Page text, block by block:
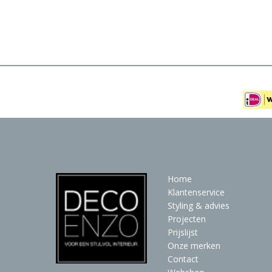
Verlichting
Home
Klantenservice
Styling & advies
Projecten
Prijslijst
Onze merken
Contact